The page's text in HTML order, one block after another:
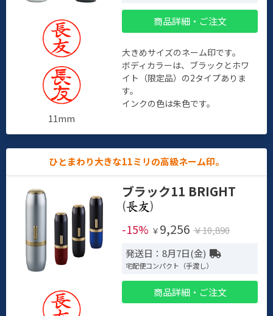
11mm
商品詳細・ご注文
大きめサイズのネーム印です。
ボディカラーは、ブラックとホワ
イト（限定品）の2タイプありま
す。
インクの色は朱色です。
ひとまわり大きな11ミリの高級ネーム印。
ブラック11 BRIGHT
(
)
-15% ￥ 9,256 ￥10,890
発送日：8月7日(金)
宅配便コンパクト（手渡し）
商品詳細・ご注文